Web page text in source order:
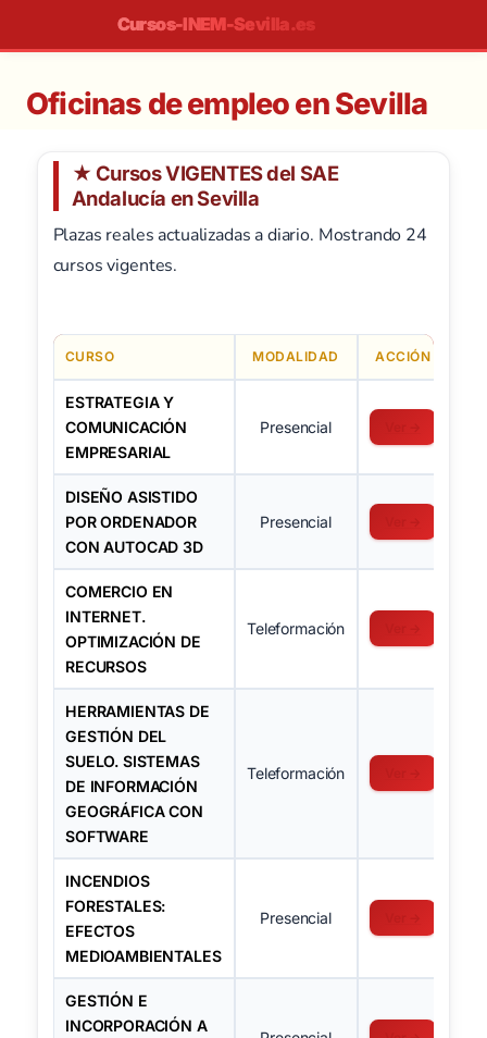
Cursos-INEM-Sevilla.es
Oficinas de empleo en Sevilla
★ Cursos VIGENTES del SAE
Andalucía en Sevilla
Plazas reales actualizadas a diario. Mostrando 24
cursos vigentes.
CURSO MODALIDAD ACCIÓN
ESTRATEGIA Y
COMUNICACIÓN
EMPRESARIAL
Presencial
DISEÑO ASISTIDO
POR ORDENADOR
CON AUTOCAD 3D
Presencial
COMERCIO EN
INTERNET.
OPTIMIZACIÓN DE
RECURSOS
Teleformación
HERRAMIENTAS DE
GESTIÓN DEL
SUELO. SISTEMAS
DE INFORMACIÓN
GEOGRÁFICA CON
SOFTWARE
Teleformación
INCENDIOS
FORESTALES:
EFECTOS
MEDIOAMBIENTALES
Presencial
GESTIÓN E
INCORPORACIÓN A